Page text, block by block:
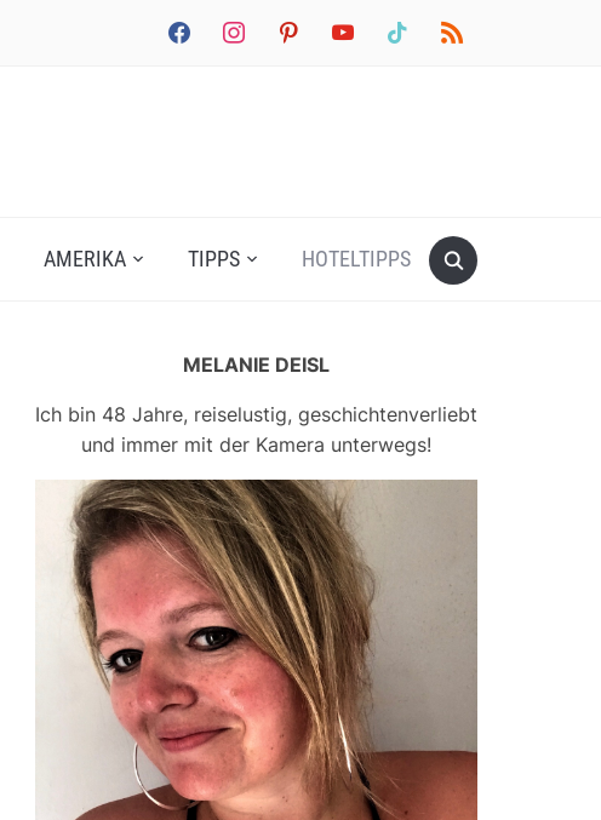
facebookinstagrampinterestyoutube tiktok rss
AMERIKA TIPPS HOTELTIPPS
MELANIE DEISL
Ich bin 48 Jahre, reiselustig, geschichtenverliebt
und immer mit der Kamera unterwegs!